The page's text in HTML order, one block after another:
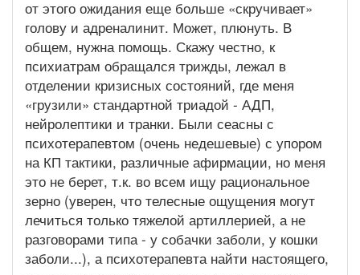
от этого ожидания еще больше «скручивает»
голову и адреналинит. Может, плюнуть. В
общем, нужна помощь. Скажу честно, к
психиатрам обращался трижды, лежал в
отделении кризисных состояний, где меня
«грузили» стандартной триадой - АДП,
нейролептики и транки. Были сеасны с
психотерапевтом (очень недешевые) с упором
на КП тактики, различные афирмации, но меня
это не берет, т.к. во всем ищу рациональное
зерно (уверен, что телесные ощущения могут
лечиться только тяжелой артиллерией, а не
разговорами типа - у собачки заболи, у кошки
заболи...), а психотерапевта найти настоящего,